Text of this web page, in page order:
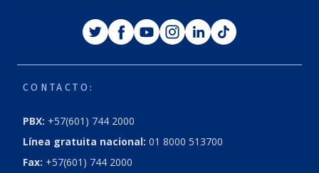
TwitterFacebook
YoutubeInstagram
LinkedinTiktok
CONTACTO:
PBX: +57(601) 744 2000
Línea gratuita nacional: 01 8000 513700
Fax: +57(601) 744 2000